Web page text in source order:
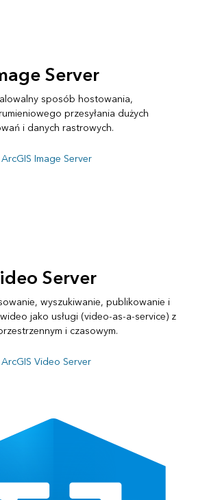
Server
sposób hostowania,
przesyłania dużych
i danych rastrowych.
Image Server
Server
wyszukiwanie, publikowanie i
jako usługi (video-as-a-service) z
i czasowym.
Video Server